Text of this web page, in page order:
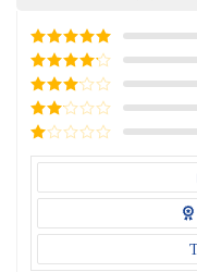
5/ 5 điểm
4/ 5
điểm
3/ 5
điểm
2/
điểm
1
điểm